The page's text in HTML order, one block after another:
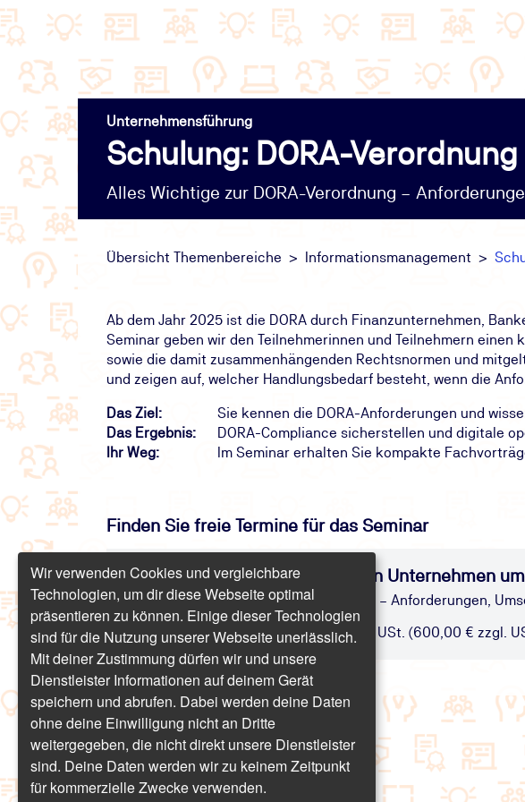
Unternehmensführung
Schulung: DORA-
Alles Wichtige zur DORA-Verordnung –
Übersicht Themenbereiche Informationsmanagement
Ab dem Jahr 2025 ist die DORA durch Finanzunternehmen,
Seminar geben wir den Teilnehmerinnen und Teilnehmern
sowie die damit zusammenhängenden Rechtsnormen und
und zeigen auf, welcher Handlungsbedarf besteht, wenn die
Das Ziel:
Sie kennen die DORA-Anforderungen und
Das Ergebnis:
DORA-Compliance sicherstellen und digitale
Ihr Weg:
Im Seminar erhalten Sie kompakte
Finden Sie freie Termine für das Seminar
Schulung: DORA-Verordnung in Unternehmen
Alles Wichtige zur DORA-Verordnung – Anforderungen,
Online | 6 Stunden | ab 714,00 € inkl. USt. (600,00 € zzgl.
Wir verwenden Cookies und vergleichbare
Technologien, um dir diese Webseite optimal
präsentieren zu können. Einige dieser Technologien
sind für die Nutzung unserer Webseite unerlässlich.
Mit deiner Zustimmung dürfen wir und unsere
Dienstleister Informationen auf deinem Gerät
speichern und abrufen. Dabei werden deine Daten
ohne deine Einwilligung nicht an Dritte
weitergegeben, die nicht direkt unsere Dienstleister
sind. Deine Daten werden wir zu keinem Zeitpunkt
für kommerzielle Zwecke verwenden.